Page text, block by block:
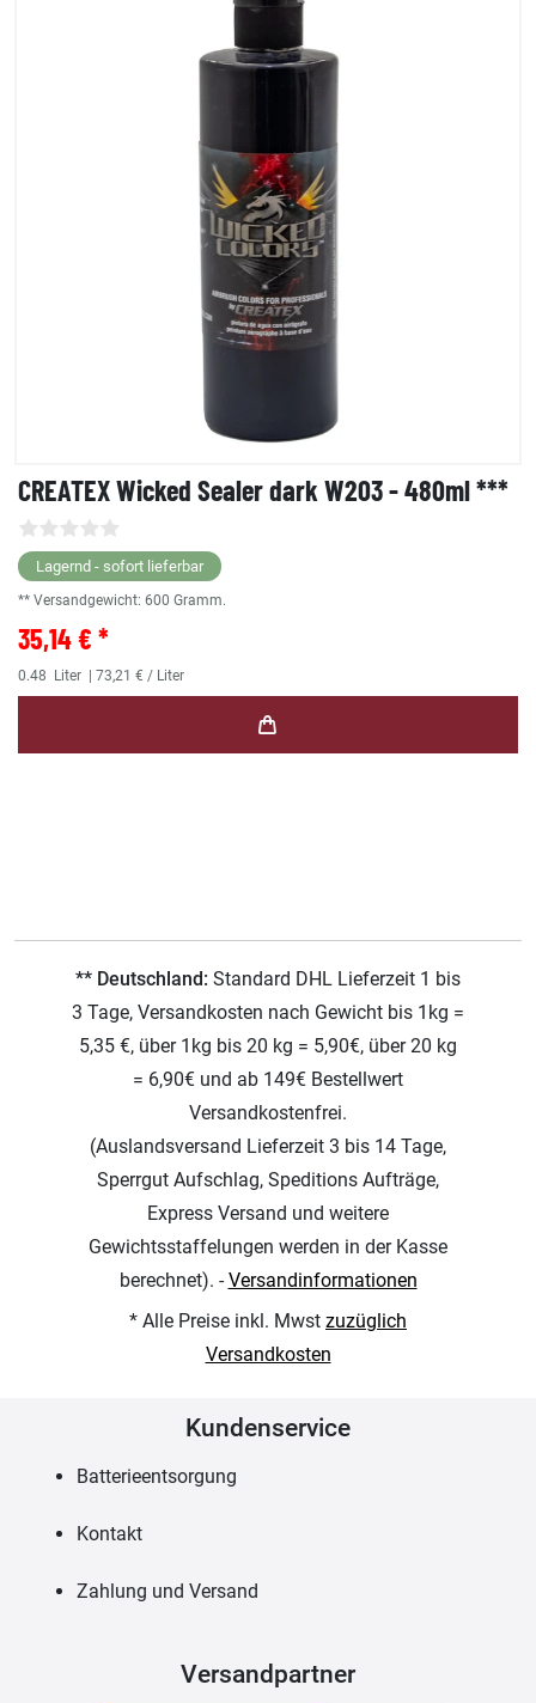
CREATEX Wicked Sealer dark W203 - 480ml ***
Lagernd - sofort lieferbar
** Versandgewicht: 600 Gramm.
35,14 € *
0.48 Liter | 73,21 € / Liter
** Deutschland: Standard DHL Lieferzeit 1 bis
3 Tage, Versandkosten nach Gewicht bis 1kg =
5,35 €, über 1kg bis 20 kg = 5,90€, über 20 kg
= 6,90€ und ab 149€ Bestellwert
Versandkostenfrei.
(Auslandsversand Lieferzeit 3 bis 14 Tage,
Sperrgut Aufschlag, Speditions Aufträge,
Express Versand und weitere
Gewichtsstaffelungen werden in der Kasse
berechnet). -Versandinformationen
* Alle Preise inkl. Mwst zuzüglich
Versandkosten
Kundenservice
Batterieentsorgung
Kontakt
Zahlung und Versand
Versandpartner